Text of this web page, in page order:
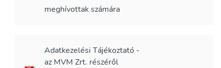
meghívottak számára
Adatkezelési Tájékoztató -
az MVM Zrt. részéről